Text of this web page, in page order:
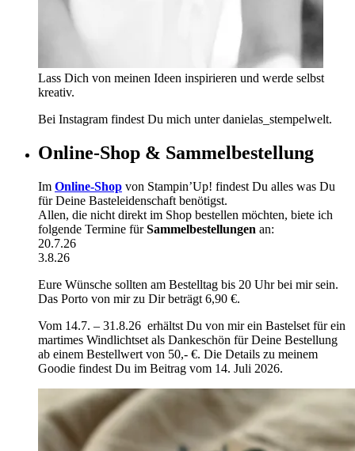
Lass Dich von meinen Ideen inspirieren und werde selbst
kreativ.
Bei Instagram findest Du mich unter danielas_stempelwelt.
Online-Shop & Sammelbestellung
Im Online-Shop von Stampin’Up! findest Du alles was Du
für Deine Basteleidenschaft benötigst.
Allen, die nicht direkt im Shop bestellen möchten, biete ich
folgende Termine fürSammelbestellungen an:
20.7.26
3.8.26
Eure Wünsche sollten am Bestelltag bis 20 Uhr bei mir sein.
Das Porto von mir zu Dir beträgt 6,90 €.
Vom 14.7. – 31.8.26 erhältst Du von mir ein Bastelset für ein
martimes Windlichtset als Dankeschön für Deine Bestellung
ab einem Bestellwert von 50,- €. Die Details zu meinem
Goodie findest Du im Beitrag vom 14. Juli 2026.